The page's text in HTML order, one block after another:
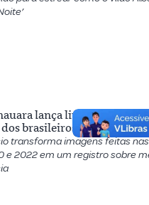
lança livro que
brasileiros durante a
transforma imagens feitas
e 2022 em um registro sobre